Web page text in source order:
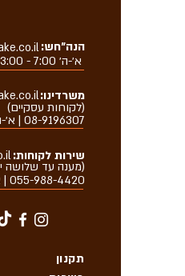
הנה״חש:
א׳-ה׳ 7:00 - 13:00
(לקוחות עסקיים)
משרדינו:
08-9196307 | א׳-ה׳ 9:00 - 16:00
שירות לקוחות:
055-988-4420| א׳-ה׳
(מענה עד שלושה
תקנון